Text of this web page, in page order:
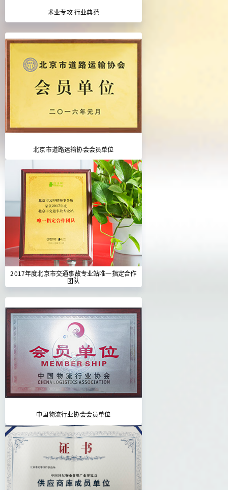
术业专攻 行业典范
北京市道路运输协会会员单位
2017年度北京市交通事故专业站唯一指定合作
团队
中国物流行业协会会员单位